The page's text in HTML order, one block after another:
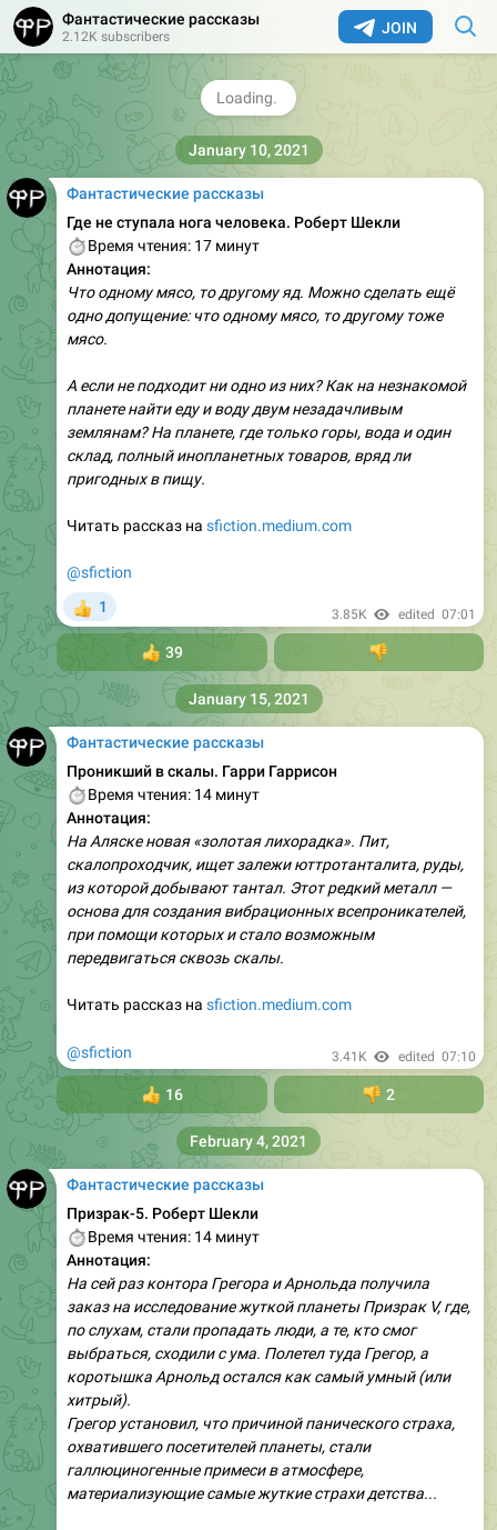
JOIN
Фантастические рассказы
2.12K subscribers
на бухгалтера.Но это вызвало недовольство
родителей, так как Мортон должен, просто обязан…
👎
Фантастические рассказы
Где не ступала нога человека. Роберт Шекли
Время чтения: 17 минут
Аннотация:
Что одному мясо, то другому яд. Можно сделать ещё
одно допущение: что одному мясо, то другому тоже
мясо.
А если не подходит ни одно из них? Как на незнакомой
планете найти еду и воду двум незадачливым
землянам? На планете, где только горы, вода и один
склад, полный инопланетных товаров, вряд ли
пригодных в пищу.
Читать рассказ на sfiction.medium.com
@sfiction
1 3.85K edited 07:01
39 👎
January 10, 2021
Фантастические рассказы
Проникший в скалы. Гарри Гаррисон
Время чтения: 14 минут
Аннотация:
На Аляске новая «золотая лихорадка». Пит,
скалопроходчик, ищет залежи юттротанталита, руды,
из которой добывают тантал. Этот редкий металл —
основа для создания вибрационных всепроникателей,
при помощи которых и стало возможным
передвигаться сквозь скалы.
Читать рассказ на sfiction.medium.com
@sfiction 3.41K edited 07:10
16 👎
2
January 15, 2021
Фантастические рассказы
Призрак-5. Роберт Шекли
Время чтения: 14 минут
Аннотация:
На сей раз контора Грегора и Арнольда получила
заказ на исследование жуткой планеты Призрак V, где,
по слухам, стали пропадать люди, а те, кто смог
выбраться, сходили с ума. Полетел туда Грегор, а
коротышка Арнольд остался как самый умный (или
хитрый).
Грегор установил, что причиной панического страха,
охватившего посетителей планеты, стали
галлюциногенные примеси в атмосфере,
материализующие самые жуткие страхи детства...
February 4, 2021